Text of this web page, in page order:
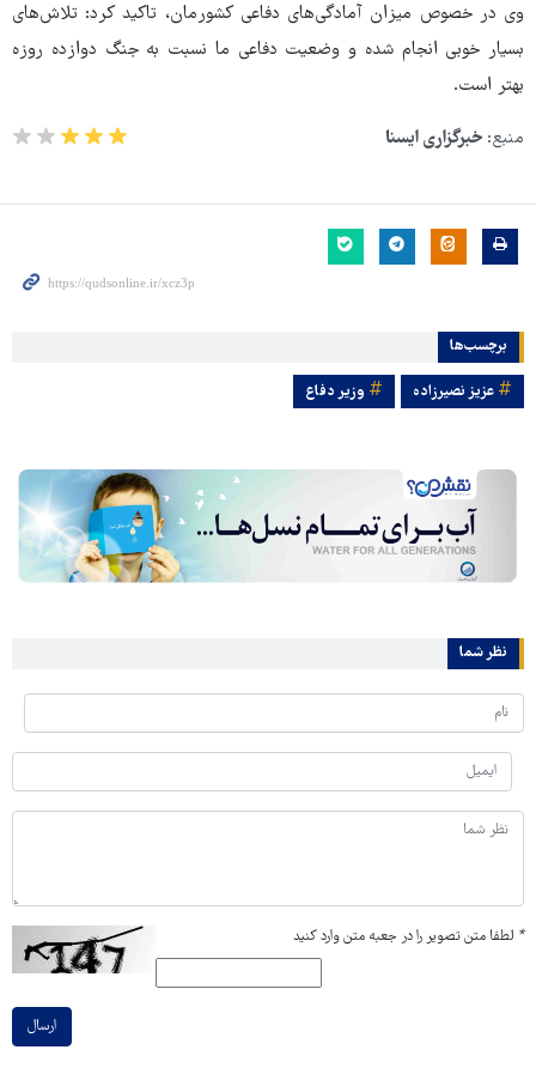
وی در خصوص میزان آمادگی‌های دفاعی کشورمان، تاکید کرد: تلاش‌های
بسیار خوبی انجام شده و وضعیت دفاعی ما نسبت به جنگ دوازده روزه
بهتر است.
منبع: خبرگزاری ایسنا
برچسب‌ها
عزیز نصیرزاده وزیر دفاع
نظر شما
* لطفا متن تصویر را در جعبه متن وارد کنید
ارسال